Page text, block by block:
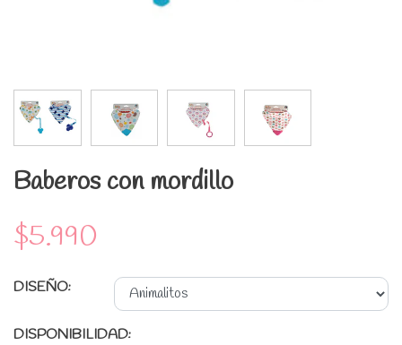
Baberos con mordillo
$5.990
DISEÑO:
DISPONIBILIDAD: